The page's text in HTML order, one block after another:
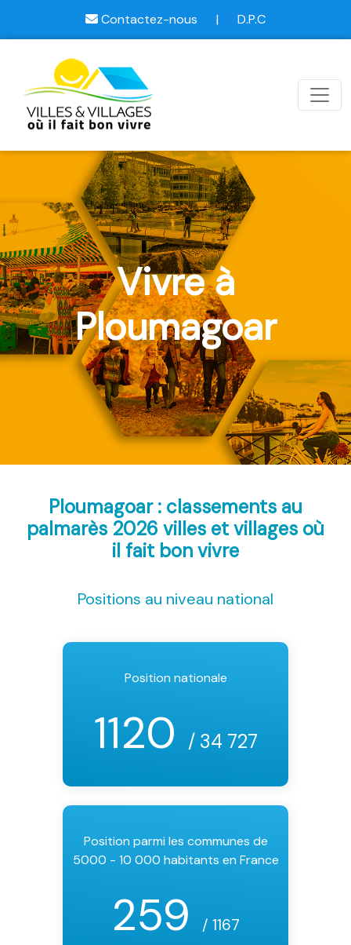
Contactez-nous | D.P.C
Vivre à
Ploumagoar
Ploumagoar : classements au
palmarès 2026 villes et villages où
il fait bon vivre
Positions au niveau national
Position nationale
1120 / 34 727
Position parmi les communes de
5000 - 10 000 habitants en France
259 / 1167